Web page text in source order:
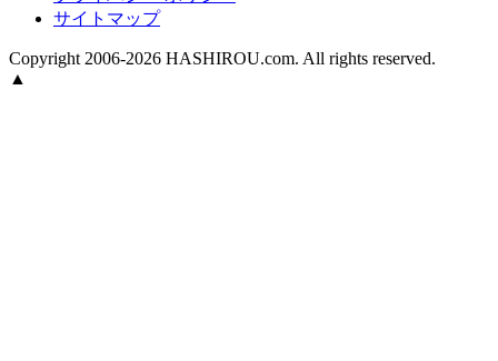
サイトマップ
Copyright 2006-2026 HASHIROU.com. All rights reserved.
▲